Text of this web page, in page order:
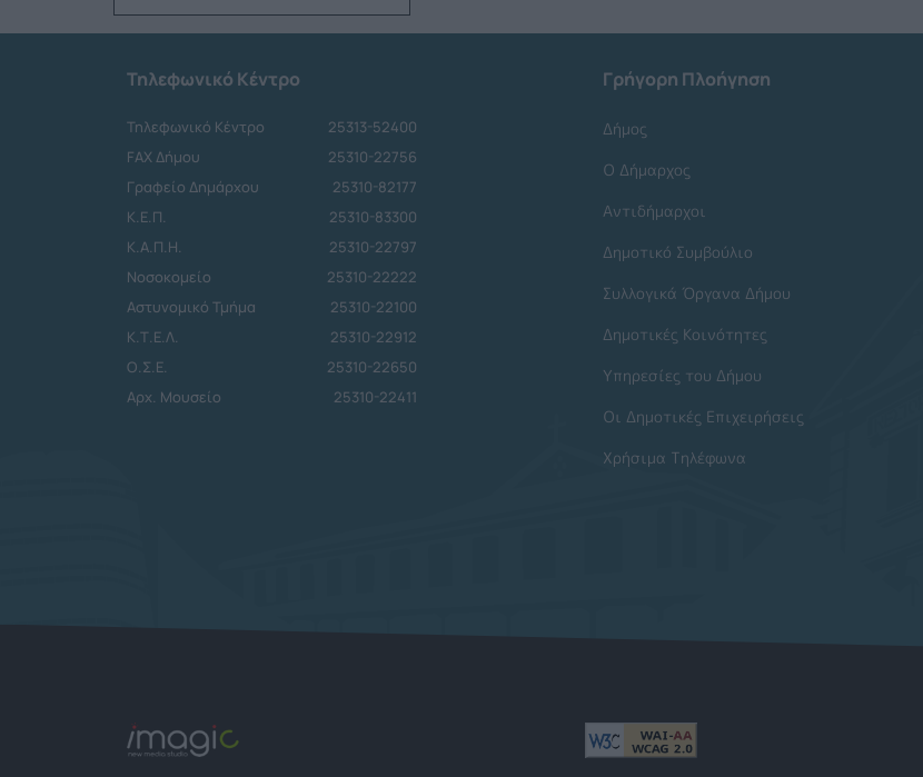
Τηλεφωνικό Κέντρο
Τηλεφωνικό Κέντρο
25313-52400
FAX Δήμου
25310-22756
Γραφείο Δημάρχου
25310-82177
Κ.Ε.Π.
25310-83300
Κ.Α.Π.Η.
25310-22797
Νοσοκομείο
25310-22222
Αστυνομικό Τμήμα
25310-22100
Κ.Τ.Ε.Λ.
25310-22912
Ο.Σ.Ε.
25310-22650
Αρχ. Μουσείο
25310-22411
Γρήγορη Πλοήγηση
Δήμος
Ο Δήμαρχος
Αντιδήμαρχοι
Δημοτικό Συμβούλιο
Συλλογικά Όργανα Δήμου
Δημοτικές Κοινότητες
Υπηρεσίες του Δήμου
Οι Δημοτικές Επιχειρήσεις
Χρήσιμα Τηλέφωνα